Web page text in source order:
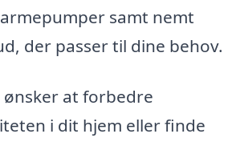
samt nemt
der passer til dine behov.
ønsker at forbedre
i dit hjem eller finde